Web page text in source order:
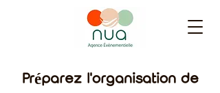
Préparez l'organisation de